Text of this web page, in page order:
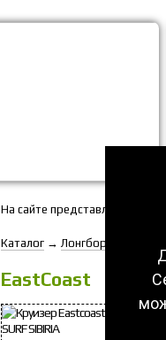
На сайте представлены
Каталог → Лонгборды и
EastCoast